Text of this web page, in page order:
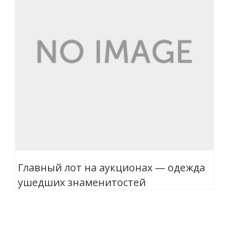
Главный лот на аукционах — одежда
ушедших знаменитостей